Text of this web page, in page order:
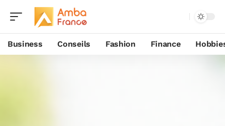
Business Conseils Fashion Finance